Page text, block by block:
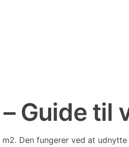
Guide til
Den fungerer ved at